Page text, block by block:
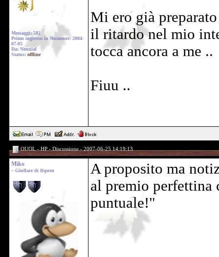
Messaggi: 582
Primo ingresso in Numenor: 2004-
07-05
Da: Nenuial
Status: offline
Mi ero già
il ritardo nel mio
tocca ancora a me ..
Fiuu ..
OUOL - HP - Discussione - 2007-06-25 14:19:13
Miko
~ Giullare di Ilquen
A proposito ma
al premio perfettina
puntuale!"